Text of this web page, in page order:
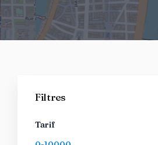
Filtres
Tarif